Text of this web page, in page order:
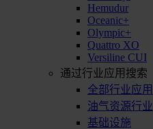
Hemudur
Oceanic+
Olympic+
Quattro XO
Versiline CUI
通过行业应用搜索
全部行业应用
油气资源行业
基础设施